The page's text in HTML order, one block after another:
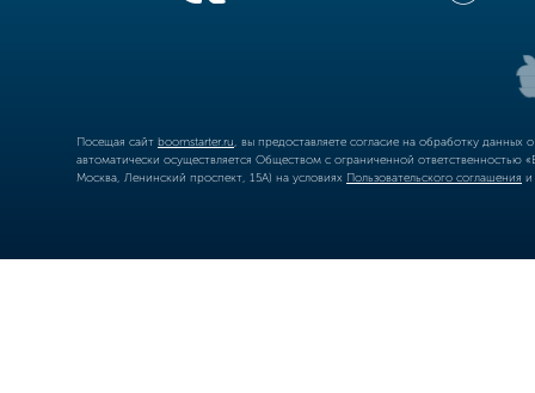
Посещая сайт boomstarter.ru , вы предоставляете согласие на обработку
автоматически осуществляется Обществом с ограниченной
Москва, Ленинский проспект, 15А) на условиях Пользовательского соглашения и